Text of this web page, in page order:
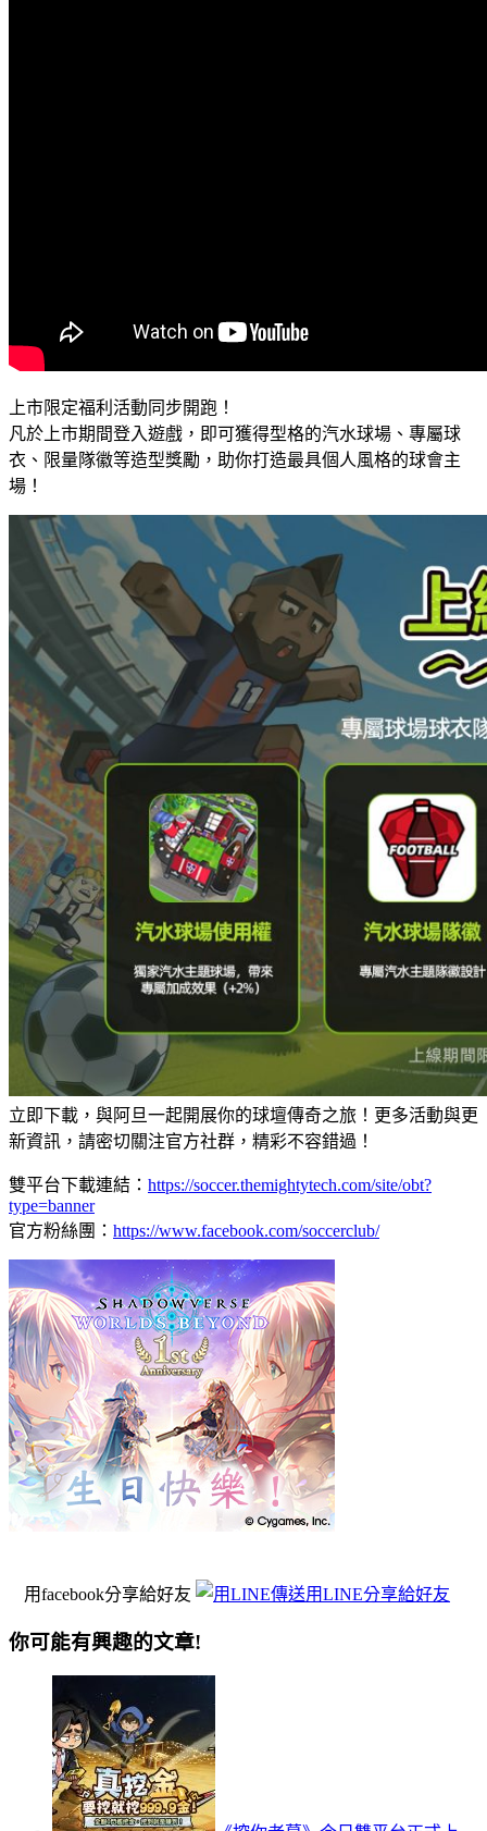
上市限定福利活動同步開跑！
凡於上市期間登入遊戲，即可獲得型格的汽水球場、專屬球
衣、限量隊徽等造型獎勵，助你打造最具個人風格的球會主
場！
立即下載，與阿旦一起開展你的球壇傳奇之旅！更多活動與更
新資訊，請密切關注官方社群，精彩不容錯過！
雙平台下載連結： https://soccer.themightytech.com/site/obt?
type=banner
官方粉絲團： https://www.facebook.com/soccerclub/
用facebook分享給好友 用LINE分享給好友
你可能有興趣的文章!